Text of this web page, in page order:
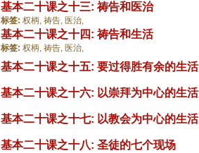
基本二十课之十三: 祷告和医治
标签: 权柄, 祷告, 医治,
基本二十课之十四: 祷告和生活
标签: 权柄, 祷告, 医治,
基本二十课之十五: 要过得胜有余的生活
基本二十课之十六: 以崇拜为中心的生活
基本二十课之十七: 以教会为中心的生活
基本二十课之十八: 圣徒的七个现场